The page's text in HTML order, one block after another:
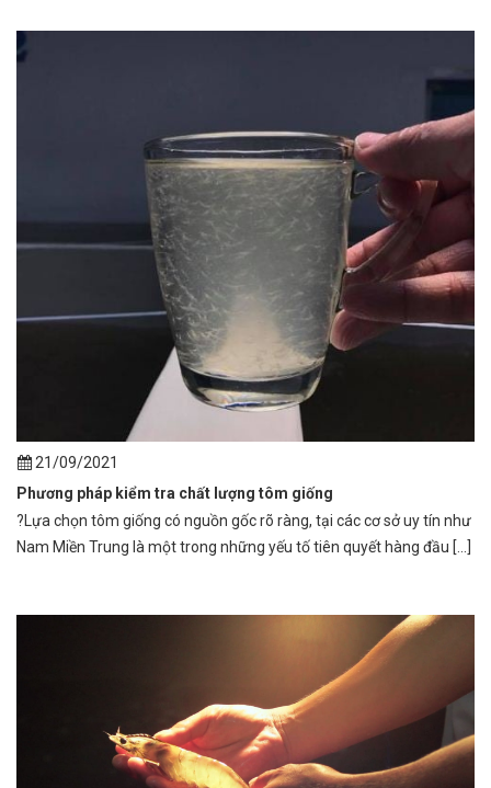
21/09/2021
Phương pháp kiểm tra chất lượng tôm giống
?Lựa chọn tôm giống có nguồn gốc rõ ràng, tại các cơ sở uy tín như
Nam Miền Trung là một trong những yếu tố tiên quyết hàng đầu [...]